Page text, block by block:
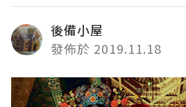
後備小屋
發佈於 2019.11.18